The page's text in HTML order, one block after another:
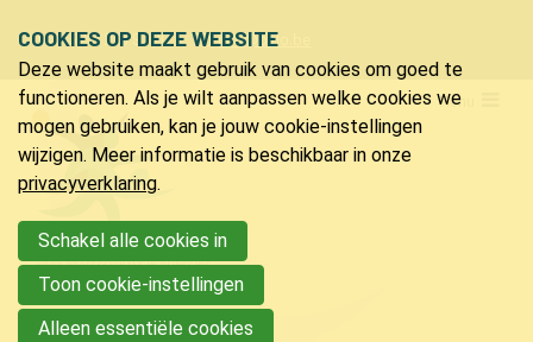
links
over
Spring
naar
de
Spring
naar
de
inhoud
Ons telefoon:
+32 9 218 91 20 Ons e-mailadres:
info@bvlo.be
Menu
LO & Sport
Lidmaatschap
Verzekering LO & sport
Voordelen
Vacatures
Nieuwsberichten
Partners
COOKIES OP DEZE WEBSITE
Deze website maakt gebruik van cookies om goed te
functioneren. Als je wilt aanpassen welke cookies we
mogen gebruiken, kan je jouw cookie-instellingen
wijzigen. Meer informatie is beschikbaar in onze
privacyverklaring.
Schakel alle cookies in
Toon cookie-instellingen
Alleen essentiële cookies